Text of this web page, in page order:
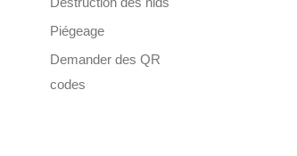
Piégeage
Demander des QR
codes